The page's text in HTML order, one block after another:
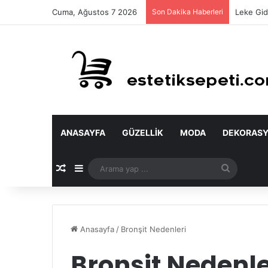
Cuma, Ağustos 7 2026 Son Dakika Haberleri Leke
ANASAYFA GÜZELLIK MODA
Rastgele Makale
Kenar Bölmesi
yap
Anasayfa / Bronşit Nedenleri